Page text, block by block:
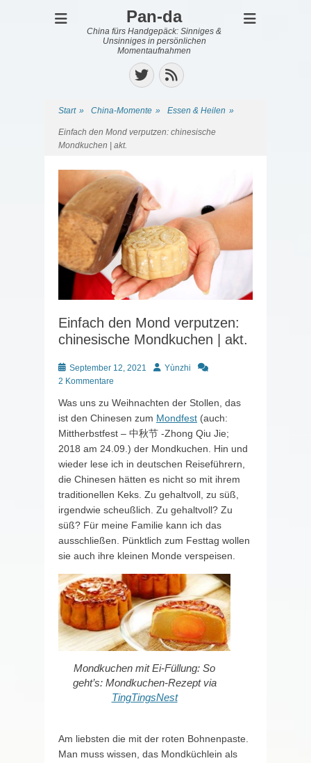
Pan-da
China fürs Handgepäck: Sinniges &
Unsinniges in persönlichen
Momentaufnahmen
Twitter
Feed
Start » China-Momente » Essen & Heilen »
Einfach den Mond verputzen: chinesische
Mondkuchen | akt.
Einfach den Mond verputzen:
chinesische Mondkuchen | akt.
Posted
on
September 12, 2021 AutorYùnzhi
2 Kommentare
Was uns zu Weihnachten der Stollen, das
ist den Chinesen zum Mondfest (auch:
Mittherbstfest – 中秋节 -Zhong Qiu Jie;
2018 am 24.09.) der Mondkuchen. Hin und
wieder lese ich in deutschen Reiseführern,
die Chinesen hätten es nicht so mit ihrem
traditionellen Keks. Zu gehaltvoll, zu süß,
irgendwie scheußlich. Zu gehaltvoll? Zu
süß? Für meine Familie kann ich das
ausschließen. Pünktlich zum Festtag wollen
sie auch ihre kleinen Monde verspeisen.
Mondkuchen mit Ei-Füllung: So
geht’s: Mondkuchen-Rezept via
TingTingsNest
Am liebsten die mit der roten Bohnenpaste.
Man muss wissen, das Mondküchlein als